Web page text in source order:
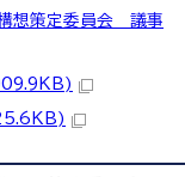
構想策定委員会 議事